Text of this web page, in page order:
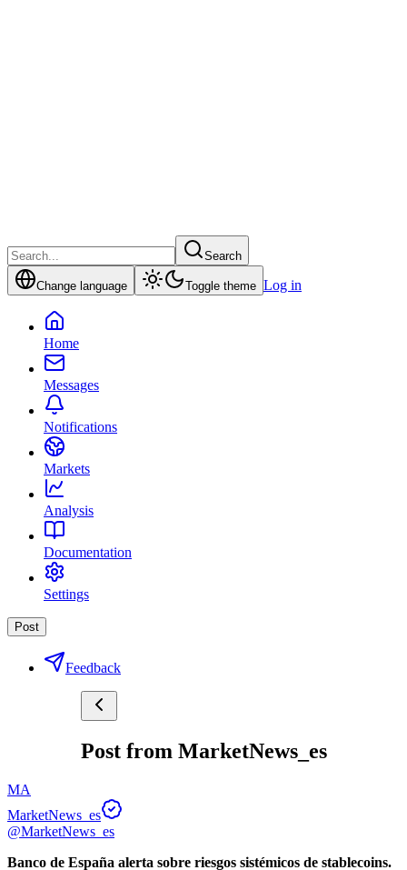
Search
Change language Toggle theme Log in
Home
Messages
Notifications
Markets
Analysis
Documentation
Settings
Post
Feedback
Post from MarketNews_es
MA
MarketNews_es
@MarketNews_es
Banco de España alerta sobre riesgos sistémicos de stablecoins.